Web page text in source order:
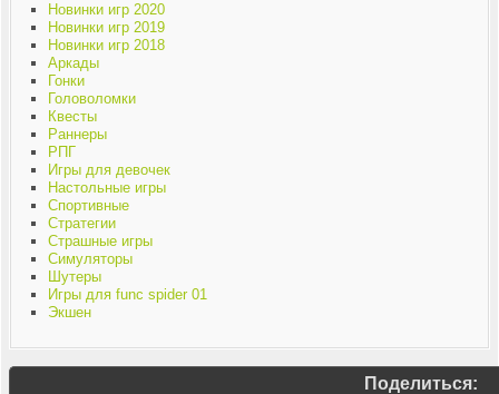
Новинки игр 2020
Новинки игр 2019
Новинки игр 2018
Аркады
Гонки
Головоломки
Квесты
Раннеры
РПГ
Игры для девочек
Настольные игры
Спортивные
Стратегии
Страшные игры
Симуляторы
Шутеры
Игры для func spider 01
Экшен
Поделиться: